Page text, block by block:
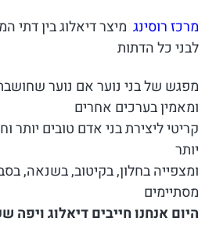
מרכז רוסינג מיצר דיאלוג בין דתי
לבני כל הדתות
מפגש של בני נוער אם נוער
ומאמין בערכים אחרים
קריטי ליצירת בני אדם טובים יותר
יותר
ומצפייה בחלון, בקיטוב, בשנאה,
מסתיימים
היום אנחנו חייבים דיאלוג